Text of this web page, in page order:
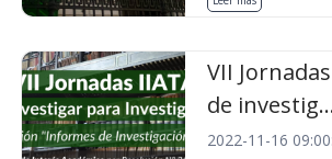
VII
de
2022-11-16